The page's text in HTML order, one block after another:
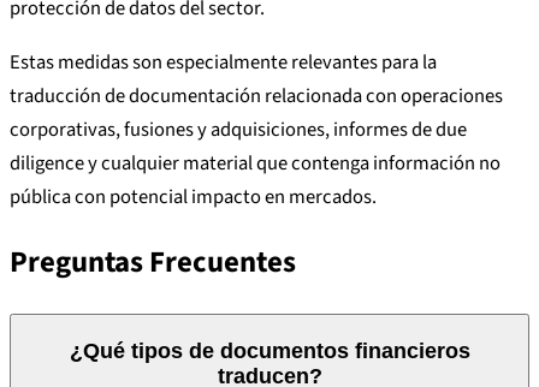
protección de datos del sector.
Estas medidas son especialmente relevantes para la
traducción de documentación relacionada con operaciones
corporativas, fusiones y adquisiciones, informes de due
diligence y cualquier material que contenga información no
pública con potencial impacto en mercados.
Preguntas Frecuentes
¿Qué tipos de documentos financieros
traducen?